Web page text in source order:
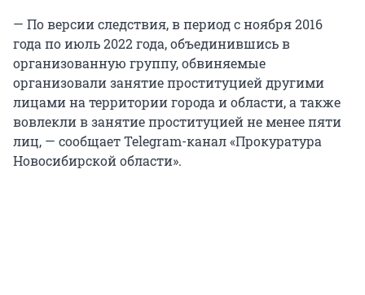
— По версии следствия, в период с ноября 2016
года по июль 2022 года, объединившись в
организованную группу, обвиняемые
организовали занятие проституцией другими
лицами на территории города и области, а также
вовлекли в занятие проституцией не менее пяти
лиц, — сообщает Telegram-канал «Прокуратура
Новосибирской области».